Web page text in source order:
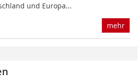
und Europa...
mehr